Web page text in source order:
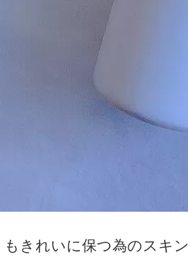
もきれいに保つ為のスキ